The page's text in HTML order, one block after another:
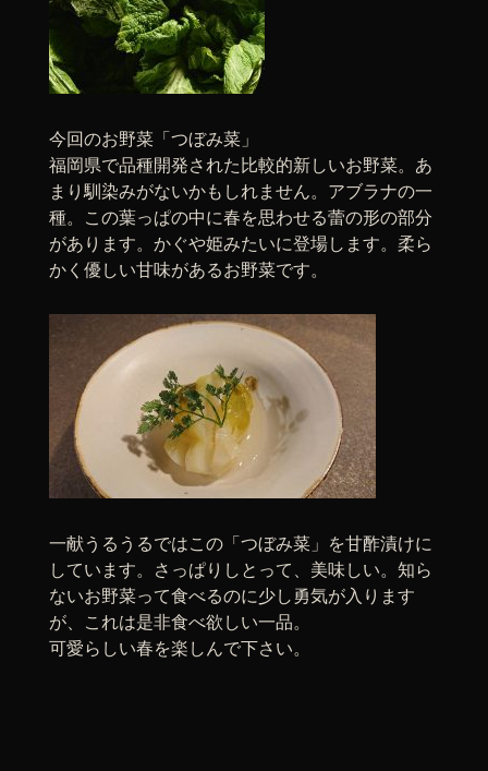
今回のお野菜「つぼみ菜」
福岡県で品種開発された比較的新しいお野菜。あ
まり馴染みがないかもしれません。アブラナの一
種。この葉っぱの中に春を思わせる蕾の形の部分
があります。かぐや姫みたいに登場します。柔ら
かく優しい甘味があるお野菜です。
一献うるうるではこの「つぼみ菜」を甘酢漬けに
しています。さっぱりしとって、美味しい。知ら
ないお野菜って食べるのに少し勇気が入ります
が、これは是非食べ欲しい一品。
可愛らしい春を楽しんで下さい。